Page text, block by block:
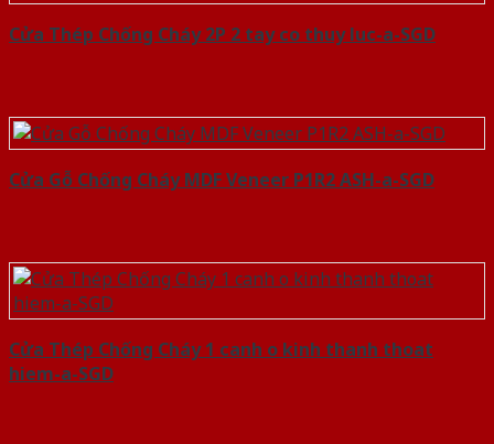
Cửa Thép Chống Cháy 2P 2 tay co thuy luc-a-SGD
Cửa Gỗ Chống Cháy MDF Veneer P1R2 ASH-a-SGD
Cửa Thép Chống Cháy 1 canh o kinh thanh thoat
hiem-a-SGD